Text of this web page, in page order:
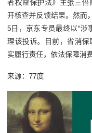
者权益保护法》主张三
开核查并反馈结果。然而
5日，京东专员最终以“涉
理该投诉。目前，省消
实履行责任，依法保障消
来源：77度